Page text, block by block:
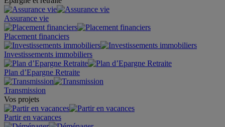
Assurance vie
Placement financiers
Investissements immobiliers
Plan d’Epargne Retraite
Transmission
Vos projets
Partir en vacances